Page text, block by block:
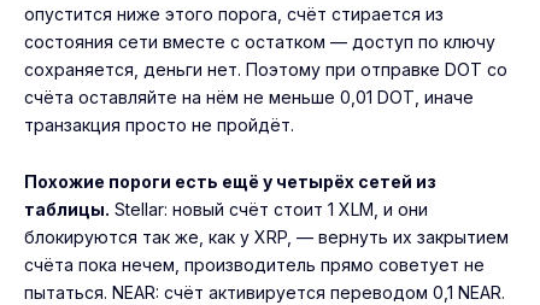
опустится ниже этого порога, счёт стирается из
состояния сети вместе с остатком — доступ по ключу
сохраняется, деньги нет. Поэтому при отправке DOT со
счёта оставляйте на нём не меньше 0,01 DOT, иначе
транзакция просто не пройдёт.
Похожие пороги есть ещё у четырёх сетей из
таблицы. Stellar: новый счёт стоит 1 XLM, и они
блокируются так же, как у XRP, — вернуть их закрытием
счёта пока нечем, производитель прямо советует не
пытаться. NEAR: счёт активируется переводом 0,1 NEAR.